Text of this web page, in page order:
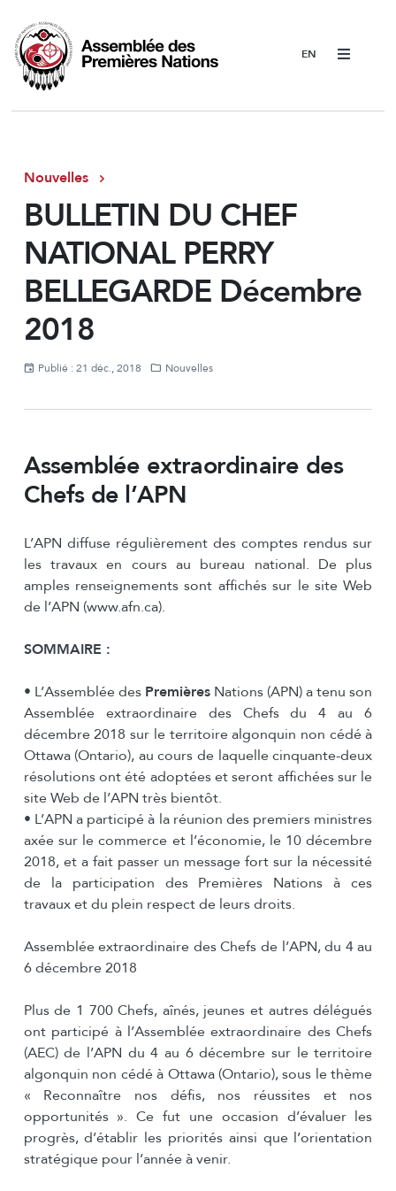
Menu
Nouvelles
BULLETIN DU CHEF
NATIONAL PERRY
BELLEGARDE Décembre
2018
Publié : 21 déc., 2018 Nouvelles
Assemblée extraordinaire des
Chefs de l’APN
L’APN diffuse régulièrement des comptes rendus sur
les travaux en cours au bureau national. De plus
amples renseignements sont affichés sur le site Web
de l’APN (www.afn.ca).
SOMMAIRE :
• L’Assemblée des PremièresNations (APN) a tenu son
Assemblée extraordinaire des Chefs du 4 au 6
décembre 2018 sur le territoire algonquin non cédé à
Ottawa (Ontario), au cours de laquelle cinquante-deux
résolutions ont été adoptées et seront affichées sur le
site Web de l’APN très bientôt.
• L’APN a participé à la réunion des premiers ministres
axée sur le commerce et l’économie, le 10 décembre
2018, et a fait passer un message fort sur la nécessité
de la participation des Premières Nations à ces
travaux et du plein respect de leurs droits.
Assemblée extraordinaire des Chefs de l’APN, du 4 au
6 décembre 2018
Plus de 1 700 Chefs, aînés, jeunes et autres délégués
ont participé à l’Assemblée extraordinaire des Chefs
(AEC) de l’APN du 4 au 6 décembre sur le territoire
algonquin non cédé à Ottawa (Ontario), sous le thème
« Reconnaître nos défis, nos réussites et nos
opportunités ». Ce fut une occasion d’évaluer les
progrès, d’établir les priorités ainsi que l’orientation
stratégique pour l’année à venir.